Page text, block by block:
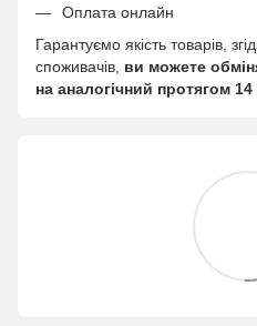
Оплата онлайн
Гарантуємо якість товарів,
споживачів, ви можете
на аналогічний протягом 14